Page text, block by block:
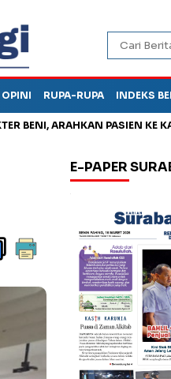
OPINI RUPA-RUPA INDEKS
PASIEN KE KAMAR
E-PAPER